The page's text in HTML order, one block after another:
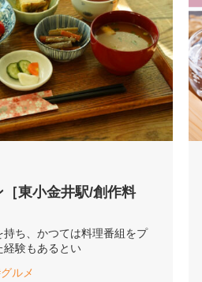
東小金井駅/創作料
ち、かつては料理番組をプ
経験もあるとい
ルメ